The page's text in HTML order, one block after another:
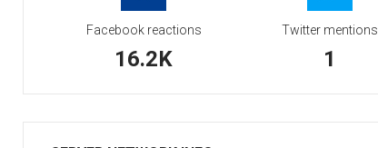
Facebook reactions
16.2K
Twitter mentions
1